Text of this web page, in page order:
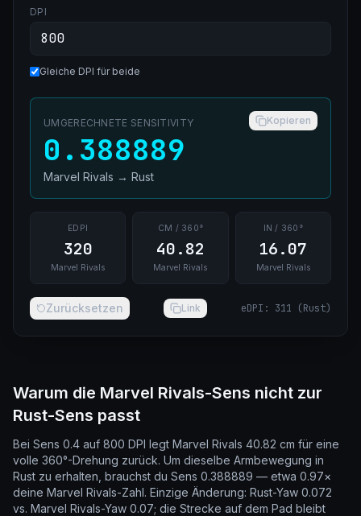
DPI
Gleiche DPI für beide
UMGERECHNETE SENSITIVITY Kopieren
0.388889
Marvel Rivals → Rust
EDPI
320
Marvel Rivals
CM / 360°
40.82
Marvel Rivals
IN / 360°
16.07
Marvel Rivals
Zurücksetzen Link eDPI : 311 (Rust)
Warum die Marvel Rivals-Sens nicht zur
Rust-Sens passt
Bei Sens 0.4 auf 800 DPI legt Marvel Rivals 40.82 cm für eine
volle 360°-Drehung zurück. Um dieselbe Armbewegung in
Rust zu erhalten, brauchst du Sens 0.388889 — etwa 0.97×
deine Marvel Rivals-Zahl. Einzige Änderung: Rust-Yaw 0.072
vs. Marvel Rivals-Yaw 0.07; die Strecke auf dem Pad bleibt